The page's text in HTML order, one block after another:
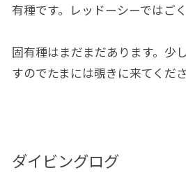
有種です。レッドーシーではご
固有種はまだまだあります。少
すのでたまには覗きに来てくださ
ダイビングログ